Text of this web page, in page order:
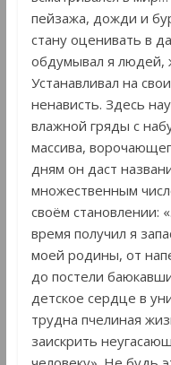
пейзажа, дожди и
стану оценивать в
обдумывал я людей,
Устанавливал на
ненависть. Здесь
влажной гряды с
массива,
дням он даст
множественным
своём становлении:
время получил я
моей родины, от
до постели
детское сердце в
трудна пчелиная
заискрить